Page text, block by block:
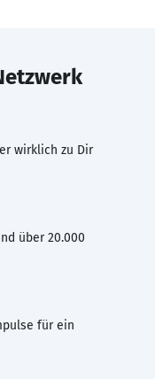
wirklich zu Dir
über 20.000
für ein